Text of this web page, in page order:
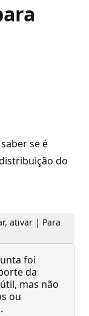
se é
do
ativar | Para
foi
da
mas não
ou